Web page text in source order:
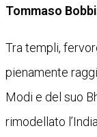
Tommaso
Tra templi,
pienamente
Modi e del suo
rimodellato